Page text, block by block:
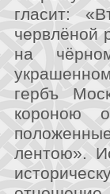
гласит:
червлёной
на
гербъ
короною
лентою».